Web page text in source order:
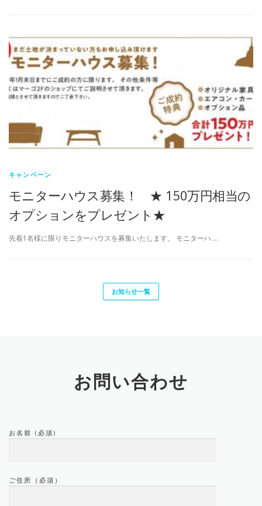
キャンペーン
モニターハウス募集！ ★ 150万円相当の
オプションをプレゼント★
先着1名様に限りモニターハウスを募集いたします。 モニターハ …
お知らせ一覧
お問い合わせ
お名前 (必須)
ご住所（必須）